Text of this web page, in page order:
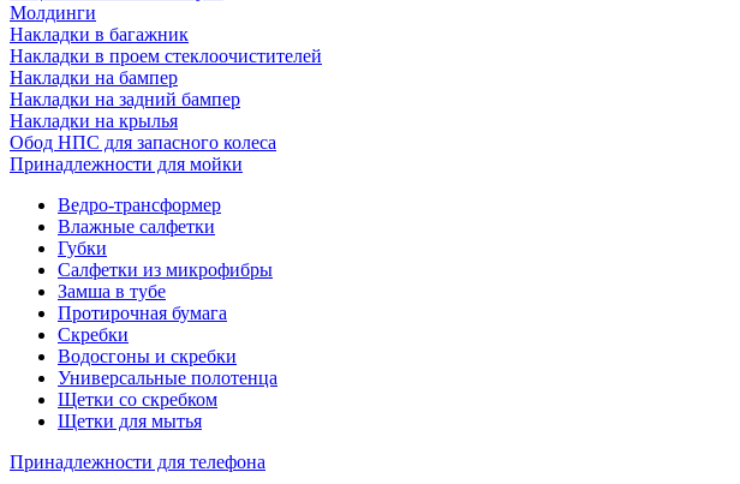
Молдинги
Накладки в багажник
Накладки в проем стеклоочистителей
Накладки на бампер
Накладки на задний бампер
Накладки на крылья
Обод НПС для запасного колеса
Принадлежности для мойки
Ведро-трансформер
Влажные салфетки
Губки
Салфетки из микрофибры
Замша в тубе
Протирочная бумага
Скребки
Водосгоны и скребки
Универсальные полотенца
Щетки со скребком
Щетки для мытья
Принадлежности для телефона